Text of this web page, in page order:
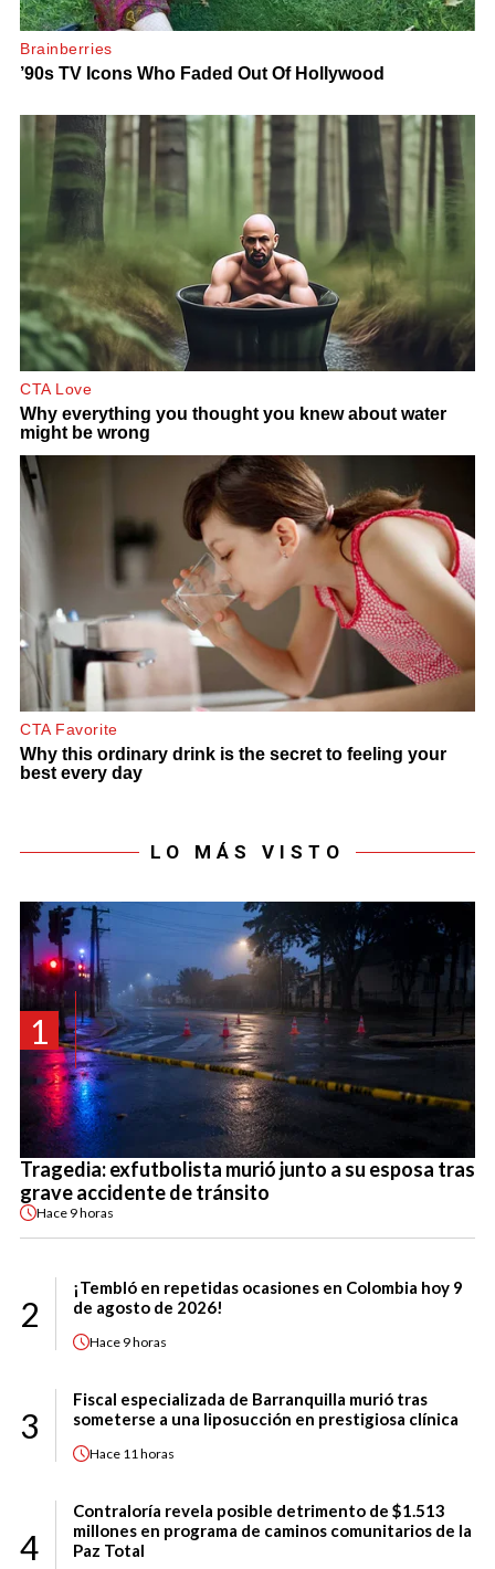
LO MÁS VISTO
1
Tragedia: exfutbolista murió junto a su esposa tras
grave accidente de tránsito
Hace 9 horas
2
¡Tembló en repetidas ocasiones en Colombia hoy 9
de agosto de 2026!
Hace 9 horas
3
Fiscal especializada de Barranquilla murió tras
someterse a una liposucción en prestigiosa clínica
Hace 11 horas
4
Contraloría revela posible detrimento de $1.513
millones en programa de caminos comunitarios de la
Paz Total